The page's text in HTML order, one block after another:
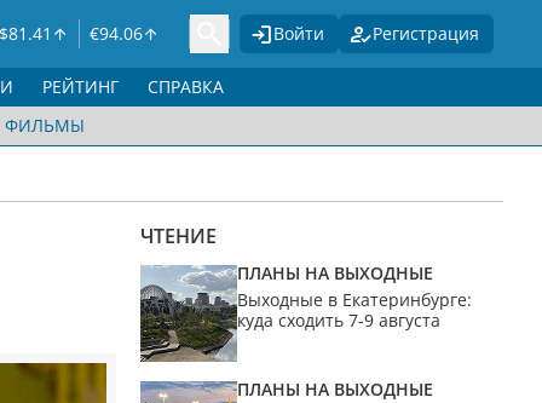
$81.41 €94.06 Войти Регистрация
ФИЛЬМЫ
РЕЙТИНГ СПРАВКА
ЧТЕНИЕ
ПЛАНЫ НА ВЫХОДНЫЕ
Выходные в Екатеринбурге:
куда сходить 7-9 августа
ПЛАНЫ НА ВЫХОДНЫЕ